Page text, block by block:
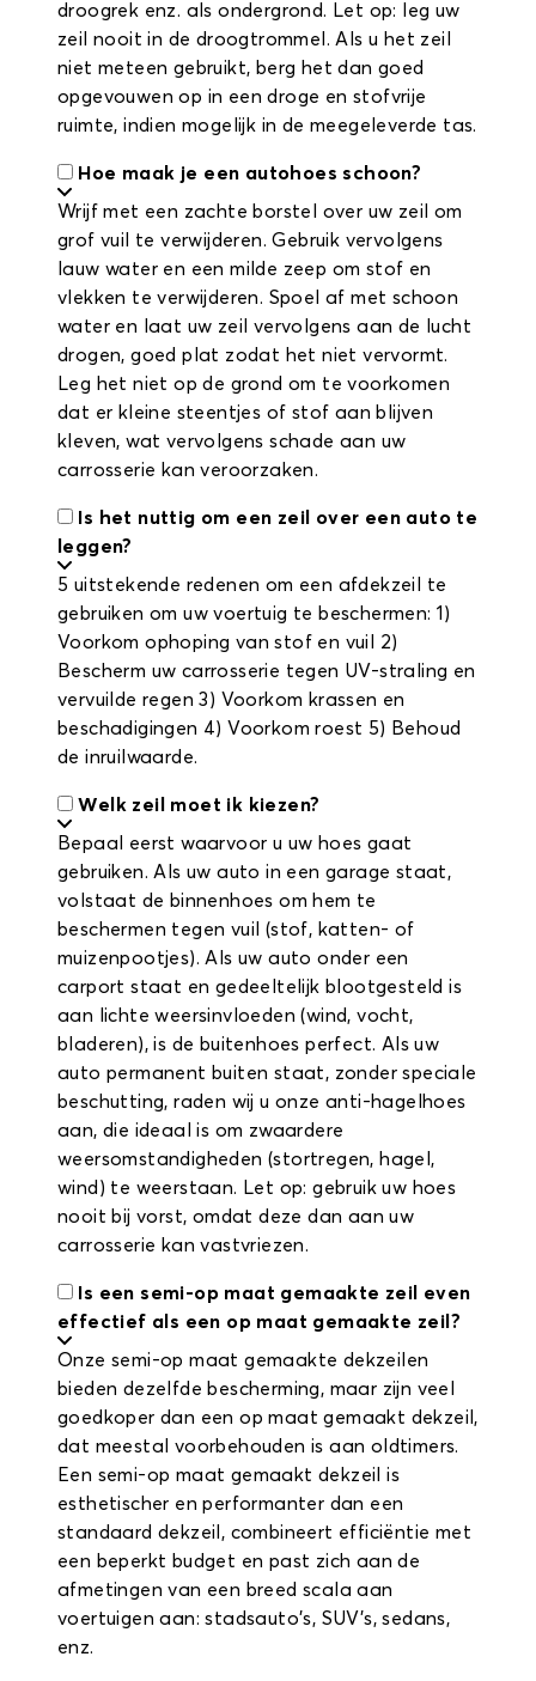
droogrek enz. als ondergrond. Let op: leg uw
zeil nooit in de droogtrommel. Als u het zeil
niet meteen gebruikt, berg het dan goed
opgevouwen op in een droge en stofvrije
ruimte, indien mogelijk in de meegeleverde tas.
Hoe maak je een autohoes schoon?
Wrijf met een zachte borstel over uw zeil om
grof vuil te verwijderen. Gebruik vervolgens
lauw water en een milde zeep om stof en
vlekken te verwijderen. Spoel af met schoon
water en laat uw zeil vervolgens aan de lucht
drogen, goed plat zodat het niet vervormt.
Leg het niet op de grond om te voorkomen
dat er kleine steentjes of stof aan blijven
kleven, wat vervolgens schade aan uw
carrosserie kan veroorzaken.
Is het nuttig om een zeil over een auto te
leggen?
5 uitstekende redenen om een afdekzeil te
gebruiken om uw voertuig te beschermen: 1)
Voorkom ophoping van stof en vuil 2)
Bescherm uw carrosserie tegen UV-straling en
vervuilde regen 3) Voorkom krassen en
beschadigingen 4) Voorkom roest 5) Behoud
de inruilwaarde.
Welk zeil moet ik kiezen?
Bepaal eerst waarvoor u uw hoes gaat
gebruiken. Als uw auto in een garage staat,
volstaat de binnenhoes om hem te
beschermen tegen vuil (stof, katten- of
muizenpootjes). Als uw auto onder een
carport staat en gedeeltelijk blootgesteld is
aan lichte weersinvloeden (wind, vocht,
bladeren), is de buitenhoes perfect. Als uw
auto permanent buiten staat, zonder speciale
beschutting, raden wij u onze anti-hagelhoes
aan, die ideaal is om zwaardere
weersomstandigheden (stortregen, hagel,
wind) te weerstaan. Let op: gebruik uw hoes
nooit bij vorst, omdat deze dan aan uw
carrosserie kan vastvriezen.
Is een semi-op maat gemaakte zeil even
effectief als een op maat gemaakte zeil?
Onze semi-op maat gemaakte dekzeilen
bieden dezelfde bescherming, maar zijn veel
goedkoper dan een op maat gemaakt dekzeil,
dat meestal voorbehouden is aan oldtimers.
Een semi-op maat gemaakt dekzeil is
esthetischer en performanter dan een
standaard dekzeil, combineert efficiëntie met
een beperkt budget en past zich aan de
afmetingen van een breed scala aan
voertuigen aan: stadsauto's, SUV's, sedans,
enz.